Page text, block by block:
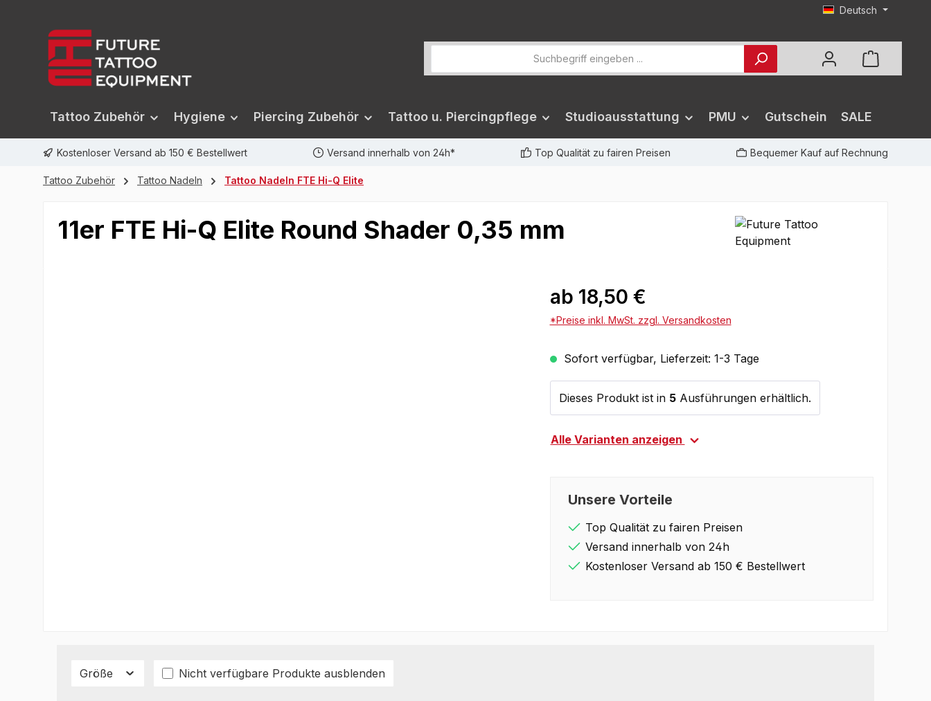
Deutsch
Tattoo Zubehör Hygiene Piercing Zubehör Tattoo u. Piercingpflege Studioausstattung PMU Gutschein SALE
Kostenloser Versand ab 150 € Bestellwert Versand innerhalb von 24h* Top Qualität zu fairen Preisen Bequemer Kauf auf Rechnung
Tattoo Zubehör Tattoo Nadeln Tattoo Nadeln FTE Hi-Q Elite
11er FTE Hi-Q Elite Round Shader 0,35 mm
ab 18,50 €
*Preise inkl. MwSt. zzgl. Versandkosten
Sofort verfügbar, Lieferzeit: 1-3 Tage
Dieses Produkt ist in 5Ausführungen erhältlich.
Alle Varianten anzeigen
Unsere Vorteile
Top Qualität zu fairen Preisen
Versand innerhalb von 24h
Kostenloser Versand ab 150 € Bestellwert
Größe Nicht verfügbare Produkte ausblenden